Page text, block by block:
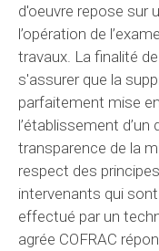
d'oeuvre repose sur
l’opération de
travaux. La finalité
s'assurer que la
parfaitement mise
l’établissement
transparence de la
respect des
intervenants qui
effectué par un
agrée COFRAC